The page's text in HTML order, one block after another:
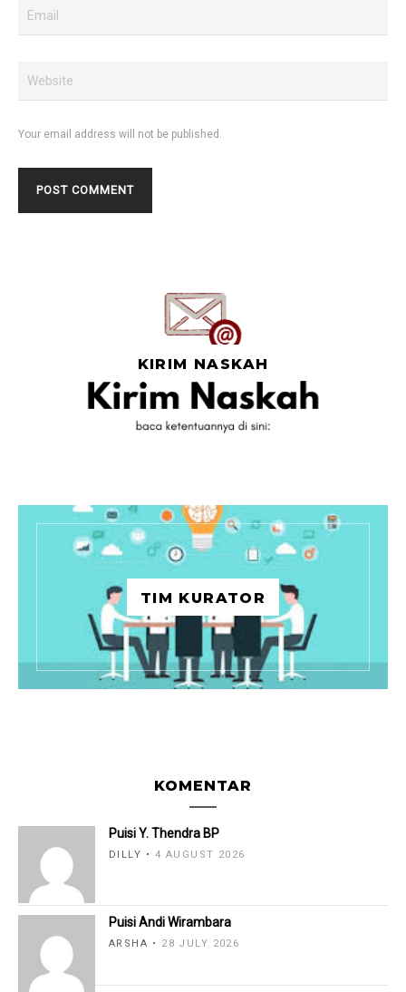
Your email address will not be published.
KIRIM NASKAH
TIM KURATOR
KOMENTAR
Puisi Y. Thendra BP
DILLY 4 AUGUST 2026
Puisi Andi Wirambara
ARSHA 28 JULY 2026